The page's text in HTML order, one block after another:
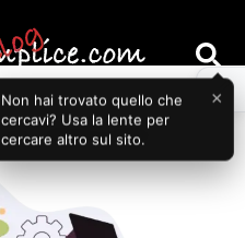
rinnovabili
Non hai trovato quello che
cercavi? Usa la lente per
cercare altro sul sito.
×